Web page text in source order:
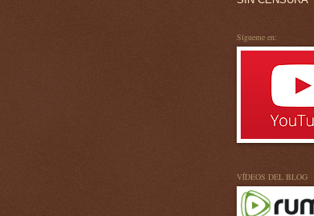
Sígueme en:
VÍDEOS DEL BLOG